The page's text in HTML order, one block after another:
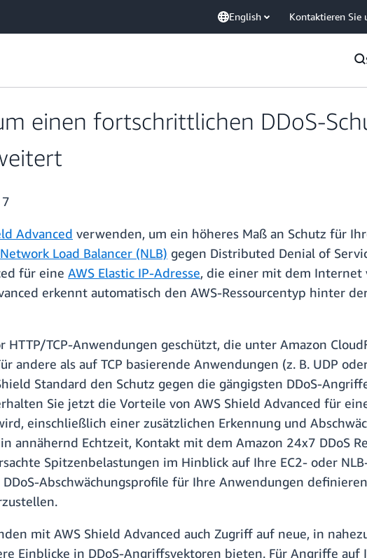
English Kontaktieren Sie
einen fortschrittlichen DDoS-
Advanced verwenden, um ein höheres Maß an Schutz für
Network Load Balancer (NLB) gegen Distributed Denial of
für eine AWS Elastic IP-Adresse, die einer mit dem Internet
erkennt automatisch den AWS-Ressourcentyp hinter
HTTP/TCP-Anwendungen geschützt, die unter Amazon
andere als auf TCP basierende Anwendungen (z. B. UDP
Standard den Schutz gegen die gängigsten DDoS-
Sie jetzt die Vorteile von AWS Shield Advanced für
einschließlich einer zusätzlichen Erkennung und
annähernd Echtzeit, Kontakt mit dem Amazon 24x7 DDoS
Spitzenbelastungen im Hinblick auf Ihre EC2- oder
Abschwächungsprofile für Ihre Anwendungen
mit AWS Shield Advanced auch Zugriff auf neue, in
Einblicke in DDoS-Angriffsvektoren bieten. Für Angriffe auf